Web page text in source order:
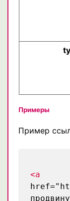
Примеры
Пример
<a